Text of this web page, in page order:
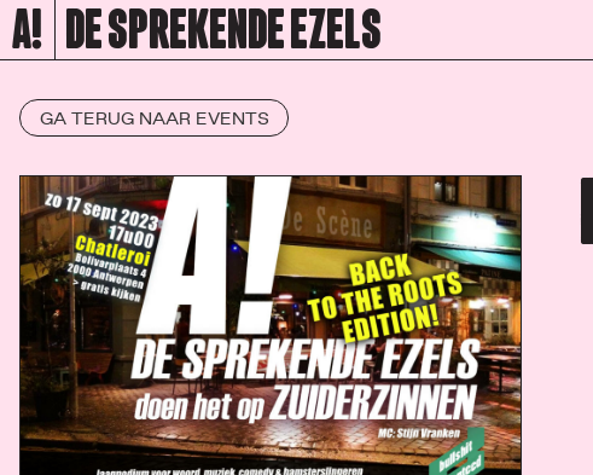
A! DE SPREKENDE EZELS
GA TERUG NAAR EVENTS